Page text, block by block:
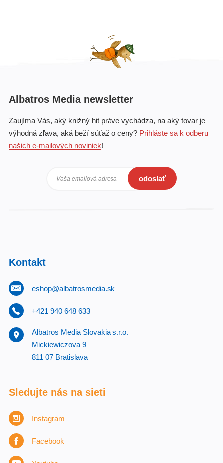
Albatros Media newsletter
Zaujíma Vás, aký knižný hit práve vychádza, na aký tovar je
výhodná zľava, aká beží súťaž o ceny? Prihláste sa k odberu
našich e-mailových noviniek!
Vaša emailová adresa odoslať
Kontakt
eshop@albatrosmedia.sk
+421 940 648 633
Albatros Media Slovakia s.r.o.
Mickiewiczova 9
811 07 Bratislava
Sledujte nás na sieti
Instagram
Facebook